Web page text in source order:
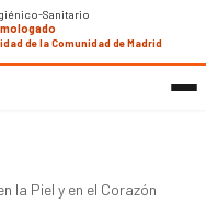
Sanitario
de la Comunidad de Madrid
la Piel y en el Corazón